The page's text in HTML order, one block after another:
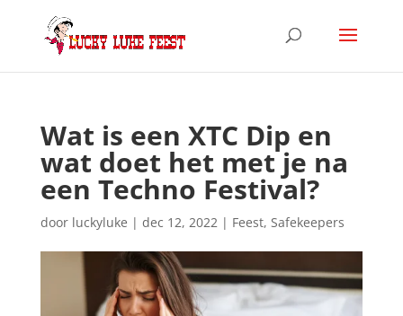
Wat is een XTC Dip en
wat doet het met je na
een Techno Festival?
door luckyluke | dec 12, 2022| Feest, Safekeepers